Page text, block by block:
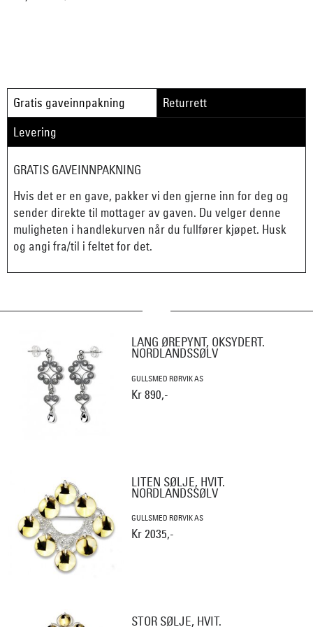
Gratis gaveinnpakning
Returrett
Levering
GRATIS GAVEINNPAKNING
Hvis det er en gave, pakker vi den gjerne inn for deg og
sender direkte til mottager av gaven. Du velger denne
muligheten i handlekurven når du fullfører kjøpet. Husk
og angi fra/til i feltet for det.
LANG ØREPYNT, OKSYDERT.
NORDLANDSSØLV
GULLSMED RØRVIK AS
Kr 890,-
LITEN SØLJE, HVIT.
NORDLANDSSØLV
GULLSMED RØRVIK AS
Kr 2035,-
STOR SØLJE, HVIT.